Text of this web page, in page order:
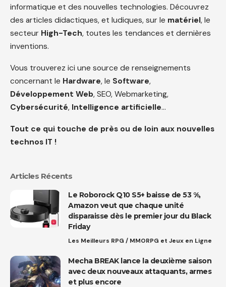
informatique et des nouvelles technologies. Découvrez
des articles didactiques, et ludiques, sur le matériel, le
secteur High-Tech, toutes les tendances et dernières
inventions.
Vous trouverez ici une source de renseignements
concernant le Hardware, le Software,
Développement Web, SEO, Webmarketing,
Cybersécurité, Intelligence artificielle…
Tout ce qui touche de près ou de loin aux nouvelles
technos IT !
Articles Récents
Le Roborock Q10 S5+ baisse de 53 %,
Amazon veut que chaque unité
disparaisse dès le premier jour du Black
Friday
Les Meilleurs RPG / MMORPG et Jeux en Ligne
Mecha BREAK lance la deuxième saison
avec deux nouveaux attaquants, armes
et plus encore